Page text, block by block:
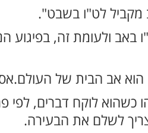
לט"ו בשבט".
ולעומת זה, בפיגוע
אב הבית של
כשהוא לוקח דברים,
לשלם את הבעירה.